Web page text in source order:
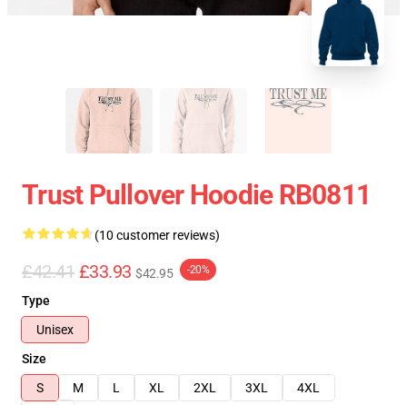
Trust Pullover Hoodie RB0811
(10 customer reviews)
£42.41 £33.93 $42.95 -20%
Type
Unisex
Size
S
M L XL 2XL 3XL
4XL